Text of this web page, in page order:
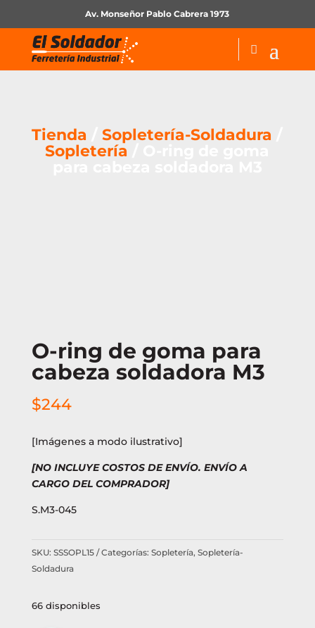
Av. Monseñor Pablo Cabrera 1973
Tienda /Sopletería-Soldadura
Sopletería
O-ring de goma para
cabeza soldadora M3
$244
[Imágenes a modo ilustrativo]
[NO INCLUYE COSTOS DE ENVÍO. ENVÍO A
CARGO DEL COMPRADOR]
S.M3-045
SKU: SSSOPL15 Categorías: Sopletería, Sopletería-
Soldadura
66 disponibles